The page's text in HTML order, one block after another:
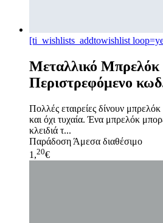
[ti_wishlists_addtowishlist
Μεταλλικό
Περιστρεφόμενο
Πολλές εταιρείες δίνουν
και όχι τυχαία. Ένα μπρελόκ
κλειδιά τ...
Παράδοση Άμεσα διαθέσιμο
1,20€